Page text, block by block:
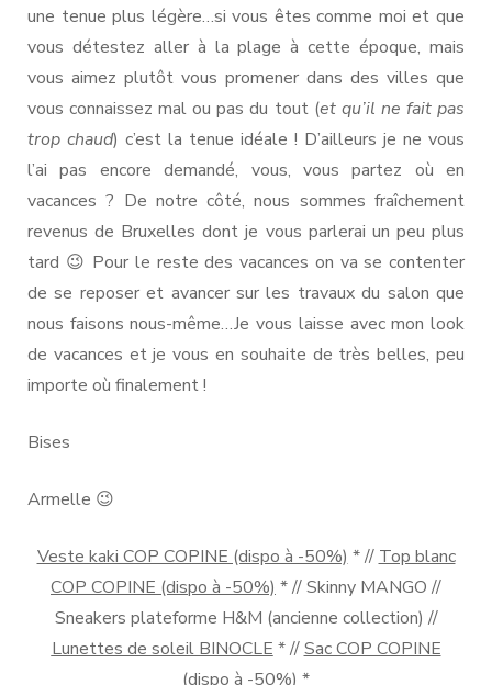
une tenue plus légère…si vous êtes comme moi et que
vous détestez aller à la plage à cette époque, mais
vous aimez plutôt vous promener dans des villes que
vous connaissez mal ou pas du tout (et qu’il ne fait pas
trop chaud) c’est la tenue idéale ! D’ailleurs je ne vous
l’ai pas encore demandé, vous, vous partez où en
vacances ? De notre côté, nous sommes fraîchement
revenus de Bruxelles dont je vous parlerai un peu plus
tard 😉 Pour le reste des vacances on va se contenter
de se reposer et avancer sur les travaux du salon que
nous faisons nous-même…Je vous laisse avec mon look
de vacances et je vous en souhaite de très belles, peu
importe où finalement !
Bises
Armelle 😉
Veste kaki COP COPINE (dispo à -50%) * // Top blanc
COP COPINE (dispo à -50%) * // Skinny MANGO //
Sneakers plateforme H&M (ancienne collection) //
Lunettes de soleil BINOCLE * //Sac COP COPINE
(dispo à -50%) *